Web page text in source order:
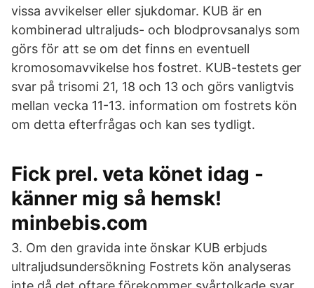
vissa avvikelser eller sjukdomar. KUB är en
kombinerad ultraljuds- och blodprovsanalys som
görs för att se om det finns en eventuell
kromosomavvikelse hos fostret. KUB-testets ger
svar på trisomi 21, 18 och 13 och görs vanligtvis
mellan vecka 11-13. information om fostrets kön
om detta efterfrågas och kan ses tydligt.
Fick prel. veta könet idag -
känner mig så hemsk!
minbebis.com
3. Om den gravida inte önskar KUB erbjuds
ultraljudsundersökning Fostrets kön analyseras